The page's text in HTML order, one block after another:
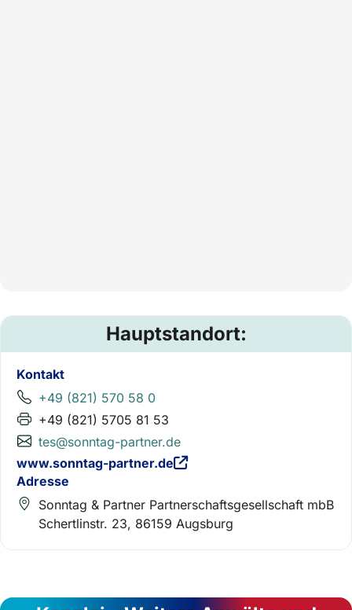
Hauptstandort:
Kontakt
+49 (821) 570 58 0
+49 (821) 5705 81 53
tes@sonntag-partner.de
www.sonntag-partner.de
Adresse
Sonntag & Partner Partnerschaftsgesellschaft mbB
Schertlinstr. 23, 86159 Augsburg